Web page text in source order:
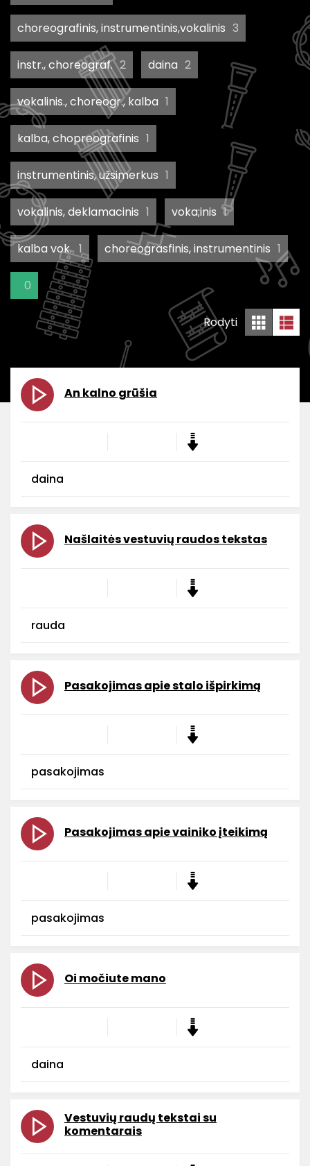
choreografinis, instrumentinis,vokalinis 3
instr., choreograf. 2 daina 2
vokalinis., choreogr., kalba 1
kalba, chopreografinis 1
instrumentinis, užsimerkus 1
vokalinis, deklamacinis 1 voka;inis 1
kalba vok. 1 choreograsfinis, instrumentinis 1
0
Rodyti
An kalno grūšia
daina
Našlaitės vestuvių raudos tekstas
rauda
Pasakojimas apie stalo išpirkimą
pasakojimas
Pasakojimas apie vainiko įteikimą
pasakojimas
Oi močiute mano
daina
Vestuvių raudų tekstai su
komentarais